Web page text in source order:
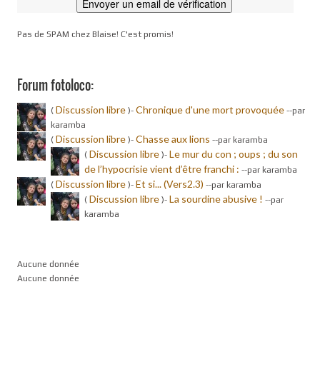
Pas de SPAM chez Blaise! C'est promis!
Forum fotoloco:
( Discussion libre )- Chronique d'une mort provoquée --par
karamba
( Discussion libre )- Chasse aux lions --par karamba
( Discussion libre )- Le mur du con ; oups ; du son
de l’hypocrisie vient d’être franchi : --par karamba
( Discussion libre )- Et si... (Vers2.3) --par karamba
( Discussion libre )- La sourdine abusive ! --par
karamba
Aucune donnée
Aucune donnée